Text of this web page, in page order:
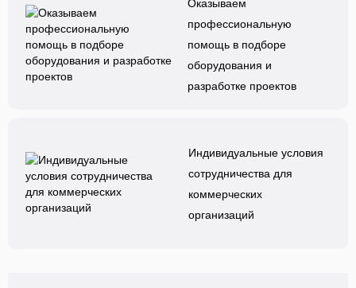
Оказываем
профессиональную
помощь в подборе
оборудования и
разработке проектов
Индивидуальные условия
сотрудничества для
коммерческих
организаций